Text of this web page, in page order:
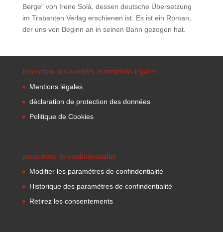
Berge“ von Irene Solà, dessen deutsche Übersetzung
im Trabanten Verlag erschienen ist. Es ist ein Roman,
der uns von Beginn an in seinen Bann gezogen hat.
Protection des données et mentions légales
Mentions légales
déclaration de protection des données
Politique de Cookies
paramètres de confindentialité
Modifier les paramètres de confindentialité
Historique des paramètres de confindentialité
Retirez les consentements